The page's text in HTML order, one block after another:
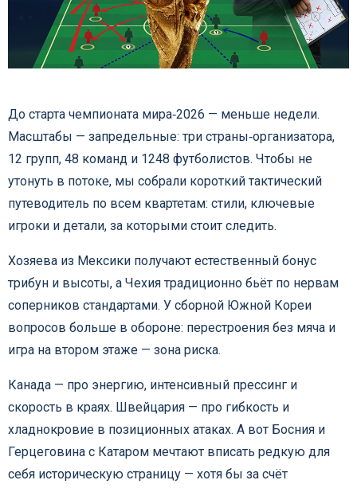
До старта чемпионата мира‑2026 — меньше недели.
Масштабы — запредельные: три страны‑организатора,
12 групп, 48 команд и 1248 футболистов. Чтобы не
утонуть в потоке, мы собрали короткий тактический
путеводитель по всем квартетам: стили, ключевые
игроки и детали, за которыми стоит следить.
Хозяева из Мексики получают естественный бонус
трибун и высоты, а Чехия традиционно бьёт по нервам
соперников стандартами. У сборной Южной Кореи
вопросов больше в обороне: перестроения без мяча и
игра на втором этаже — зона риска.
Канада — про энергию, интенсивный прессинг и
скорость в краях. Швейцария — про гибкость и
хладнокровие в позиционных атаках. А вот Босния и
Герцеговина с Катаром мечтают вписать редкую для
себя историческую страницу — хотя бы за счёт